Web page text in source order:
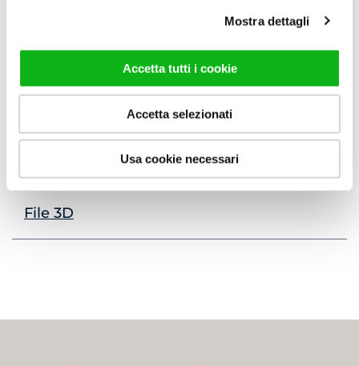
Mostra dettagli
Accetta tutti i cookie
Accetta selezionati
Usa cookie necessari
Scheda tecnica
File 3D